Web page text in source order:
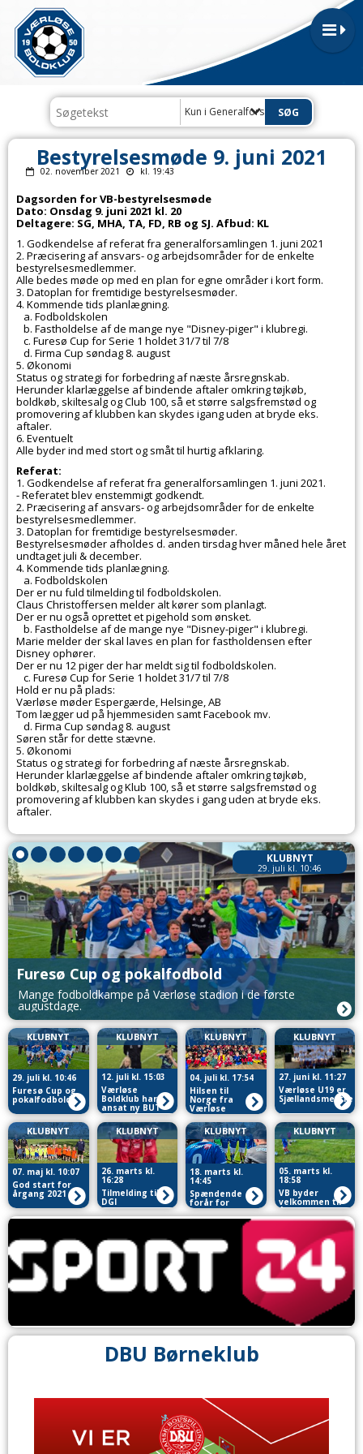
Kun i Generalforsamlinger og
Bestyrelsesmøde 9. juni 2021
02. november 2021 kl. 19:43
Dagsorden for VB-bestyrelsesmøde
Dato: Onsdag 9. juni 2021 kl. 20
Deltagere: SG, MHA, TA, FD, RB og SJ. Afbud: KL
1. Godkendelse af referat fra generalforsamlingen 1. juni 2021
2. Præcisering af ansvars- og arbejdsområder for de enkelte
bestyrelsesmedlemmer.
Alle bedes møde op med en plan for egne områder i kort form.
3. Datoplan for fremtidige bestyrelsesmøder.
4. Kommende tids planlægning.
a. Fodboldskolen
b. Fastholdelse af de mange nye "Disney-piger" i klubregi.
c. Furesø Cup for Serie 1 holdet 31/7 til 7/8
d. Firma Cup søndag 8. august
5. Økonomi
Status og strategi for forbedring af næste årsregnskab.
Herunder klarlæggelse af bindende aftaler omkring tøjkøb,
boldkøb, skiltesalg og Club 100, så et større salgsfremstød og
promovering af klubben kan skydes igang uden at bryde eks.
aftaler.
6. Eventuelt
Alle byder ind med stort og småt til hurtig afklaring.
Referat:
1. Godkendelse af referat fra generalforsamlingen 1. juni 2021.
- Referatet blev enstemmigt godkendt.
2. Præcisering af ansvars- og arbejdsområder for de enkelte
bestyrelsesmedlemmer.
3. Datoplan for fremtidige bestyrelsesmøder.
Bestyrelsesmøder afholdes d. anden tirsdag hver måned hele året
undtaget juli & december.
4. Kommende tids planlægning.
a. Fodboldskolen
Der er nu fuld tilmelding til fodboldskolen.
Claus Christoffersen melder alt kører som planlagt.
Der er nu også oprettet et pigehold som ønsket.
b. Fastholdelse af de mange nye "Disney-piger" i klubregi.
Marie melder der skal laves en plan for fastholdensen efter
Disney ophører.
Der er nu 12 piger der har meldt sig til fodboldskolen.
c. Furesø Cup for Serie 1 holdet 31/7 til 7/8
Hold er nu på plads:
Værløse møder Espergærde, Helsinge, AB
Tom lægger ud på hjemmesiden samt Facebook mv.
d. Firma Cup søndag 8. august
Søren står for dette stævne.
5. Økonomi
Status og strategi for forbedring af næste årsregnskab.
Herunder klarlæggelse af bindende aftaler omkring tøjkøb,
boldkøb, skiltesalg og Klub 100, så et større salgsfremstød og
promovering af klubben kan skydes i gang uden at bryde eks.
aftaler.
KLUBNYT
29. juli kl. 10:46
Furesø Cup og pokalfodbold
Mange fodboldkampe på Værløse stadion i de første
augustdage.
KLUBNYT
29. juli kl. 10:46
Furesø Cup og
pokalfodbold
KLUBNYT
12. juli kl. 15:03
Værløse
Boldklub har
ansat ny BUT
KLUBNYT
04. juli kl. 17:54
Hilsen til
Norge fra
Værløse
Fodboldskole
KLUBNYT
27. juni kl. 11:27
Værløse U19 er
Sjællandsmestre
KLUBNYT
07. maj kl. 10:07
God start for
årgang 2021
KLUBNYT
26. marts kl.
16:28
Tilmelding til
DGI
Fodboldskole
2026 i Værløse
KLUBNYT
18. marts kl.
14:45
Spændende
forår for
Værløse i Serie
1
KLUBNYT
05. marts kl.
18:58
VB byder
velkommen til
årgang 2021 i
maj
DBU Børneklub